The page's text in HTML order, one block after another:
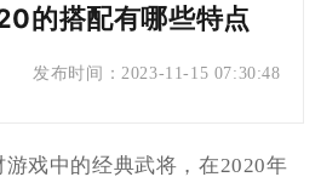
的搭配有哪些特点
发布时间： 2023-11-15 07:30:48
戏中的经典武将，在2020年